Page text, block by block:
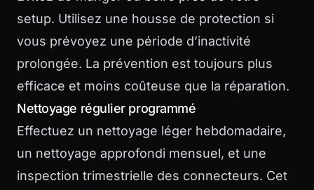
setup. Utilisez une housse de protection si
vous prévoyez une période d’inactivité
prolongée. La prévention est toujours plus
efficace et moins coûteuse que la réparation.
Nettoyage régulier programmé
Effectuez un nettoyage léger hebdomadaire,
un nettoyage approfondi mensuel, et une
inspection trimestrielle des connecteurs. Cet